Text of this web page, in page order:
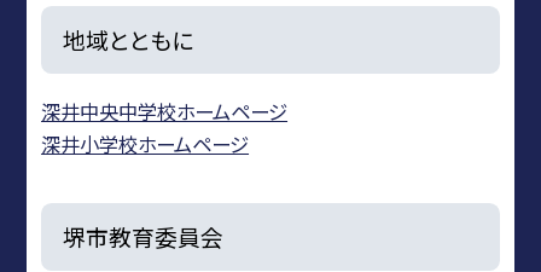
地域とともに
深井中央中学校ホームページ
深井小学校ホームページ
堺市教育委員会